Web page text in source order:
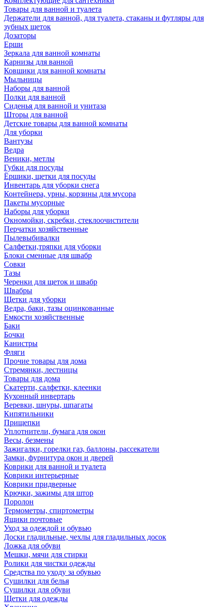
Товары для ванной и туалета
Держатели для ванной, для туалета, стаканы и футляры для
зубных щеток
Дозаторы
Ерши
Зеркала для ванной комнаты
Карнизы для ванной
Ковшики для ванной комнаты
Мыльницы
Наборы для ванной
Полки для ванной
Сиденья для ванной и унитаза
Шторы для ванной
Детские товары для ванной комнаты
Для уборки
Вантузы
Ведра
Веники, метлы
Губки для посуды
Ёршики, щетки для посуды
Инвентарь для уборки снега
Контейнера, урны, корзины для мусора
Пакеты мусорные
Наборы для уборки
Окномойки, скребки, стеклоочистители
Перчатки хозяйственные
Пылевыбивалки
Салфетки,тряпки для уборки
Блоки сменные для швабр
Совки
Тазы
Черенки для щеток и швабр
Швабры
Щетки для уборки
Ведра, баки, тазы оцинкованные
Емкости хозяйственные
Баки
Бочки
Канистры
Фляги
Прочие товары для дома
Стремянки, лестницы
Товары для дома
Скатерти, салфетки, клеенки
Кухонный инвертарь
Веревки, шнуры, шпагаты
Кипятильники
Прищепки
Уплотнители, бумага для окон
Весы, безмены
Зажигалки, горелки газ, баллоны, рассекатели
Замки, фурнитура окон и дверей
Коврики для ванной и туалета
Коврики интерьерные
Коврики придверные
Крючки, зажимы для штор
Поролон
Термометры, спиртометры
Ящики почтовые
Уход за одеждой и обувью
Доски гладильные, чехлы для гладильных досок
Ложка для обуви
Мешки, мячи для стирки
Ролики для чистки одежды
Средства по уходу за обувью
Сушилки для белья
Сушилки для обуви
Щетки для одежды